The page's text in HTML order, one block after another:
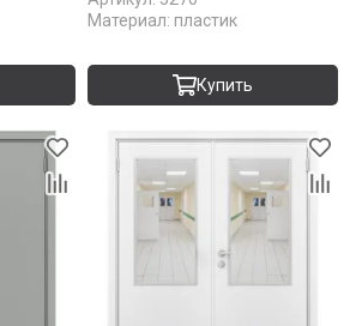
Материал: пластик
Купить